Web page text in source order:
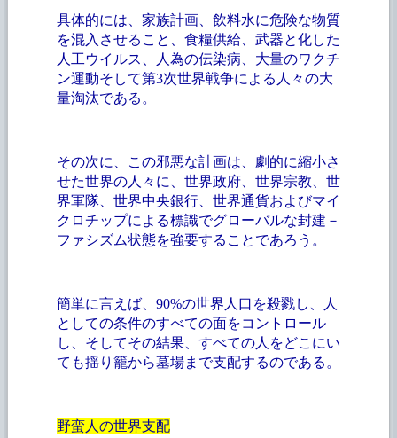
具体的には、家族計画、飲料水に危険な物質
を混入させること、食糧供給、武器と化した
人工ウイルス、人為の伝染病、大量のワクチ
ン運動そして第3次世界戦争による人々の大
量淘汰である。
その次に、この邪悪な計画は、劇的に縮小さ
せた世界の人々に、世界政府、世界宗教、世
界軍隊、世界中央銀行、世界通貨およびマイ
クロチップによる標識でグローバルな封建－
ファシズム状態を強要することであろう。
簡単に言えば、 90%の世界人口を殺戮し、人
としての条件のすべての面をコントロール
し、そしてその結果、すべての人をどこにい
ても揺り籠から墓場まで支配するのである。
野蛮人の世界支配